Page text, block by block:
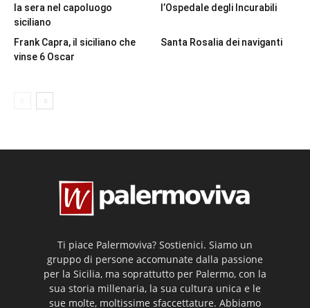
la sera nel capoluogo
siciliano
l’Ospedale degli Incurabili
Frank Capra, il siciliano che
vinse 6 Oscar
Santa Rosalia dei naviganti
Ti piace Palermoviva? Sostienici. Siamo un
gruppo di persone accomunate dalla passione
per la Sicilia, ma soprattutto per Palermo, con la
sua storia millenaria, la sua cultura unica e le
sue molte, moltissime sfaccettature. Abbiamo